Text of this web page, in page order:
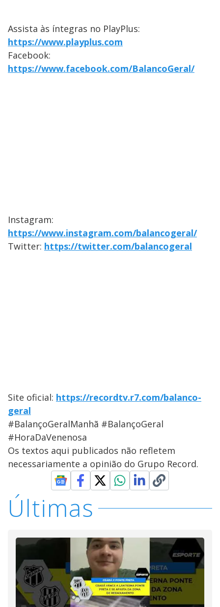
Assista às íntegras no PlayPlus:
https://www.playplus.com
Facebook:
https://www.facebook.com/BalancoGeral/
Instagram:
https://www.instagram.com/balancogeral/
Twitter: https://twitter.com/balancogeral
Site oficial: https://recordtv.r7.com/balanco-
geral
#BalançoGeralManhã #BalançoGeral
#HoraDaVenenosa
Os textos aqui publicados não refletem
necessariamente a opinião do Grupo Record.
Últimas